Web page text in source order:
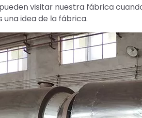
visitar nuestra fábrica
una idea de la fábrica.